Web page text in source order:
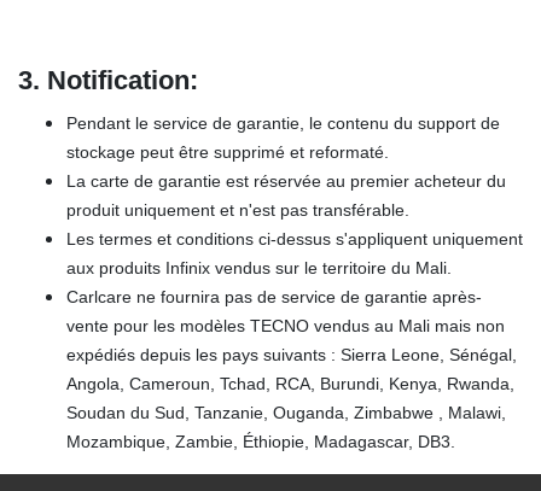
3. Notification:
Pendant le service de garantie, le contenu du support de
stockage peut être supprimé et reformaté.
La carte de garantie est réservée au premier acheteur du
produit uniquement et n'est pas transférable.
Les termes et conditions ci-dessus s'appliquent uniquement
aux produits Infinix vendus sur le territoire du Mali.
Carlcare ne fournira pas de service de garantie après-
vente pour les modèles TECNO vendus au Mali mais non
expédiés depuis les pays suivants : Sierra Leone, Sénégal,
Angola, Cameroun, Tchad, RCA, Burundi, Kenya, Rwanda,
Soudan du Sud, Tanzanie, Ouganda, Zimbabwe , Malawi,
Mozambique, Zambie, Éthiopie, Madagascar, DB3.